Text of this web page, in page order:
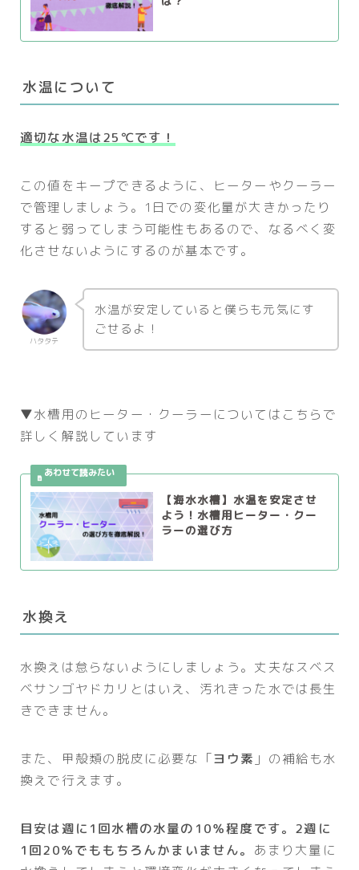
水温について
適切な水温は25℃です！
この値をキープできるように、ヒーターやクーラー
で管理しましょう。1日での変化量が大きかったり
すると弱ってしまう可能性もあるので、なるべく変
化させないようにするのが基本です。
ハタタテ
水温が安定していると僕らも元気にす
ごせるよ！
▼水槽用のヒーター・クーラーについてはこちらで
詳しく解説しています
【海水水槽】水温を安定させ
よう！水槽用ヒーター・クー
ラーの選び方
水換え
水換えは怠らないようにしましょう。丈夫なスベス
ベサンゴヤドカリとはいえ、汚れきった水では長生
きできません。
また、甲殻類の脱皮に必要な「ヨウ素 」の補給も水
換えで行えます。
目安は週に1回水槽の水量の10％程度です。2週に
1回20％でももちろんかまいません。 あまり大量に